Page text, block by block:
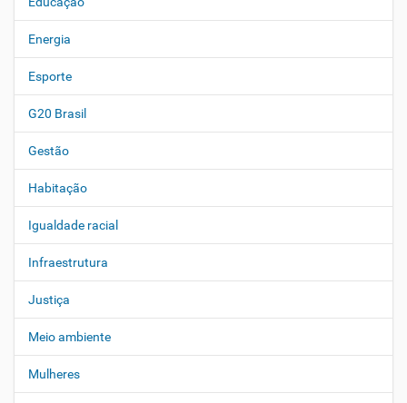
Energia
Esporte
G20 Brasil
Gestão
Habitação
Igualdade racial
Infraestrutura
Justiça
Meio ambiente
Mulheres